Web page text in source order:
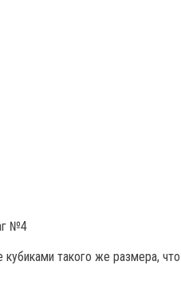
такого же размера, что